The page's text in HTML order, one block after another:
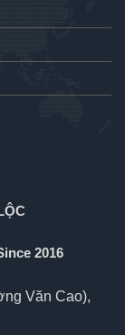
2016
Văn Cao),